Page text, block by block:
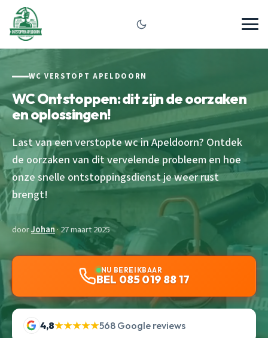
WC VERSTOPT APELDOORN
WC Ontstoppen: dit zijn de oorzaken
en oplossingen!
Last van een verstopte wc in Apeldoorn? Ontdek
de oorzaken van dit vervelende probleem en hoe
onze snelle ontstoppingsdienst je weer rust
brengt!
doorJohan· 27 maart 2025
NU BEREIKBAAR
BEL 085 019 88 17
4,8★★★★★568 Google reviews